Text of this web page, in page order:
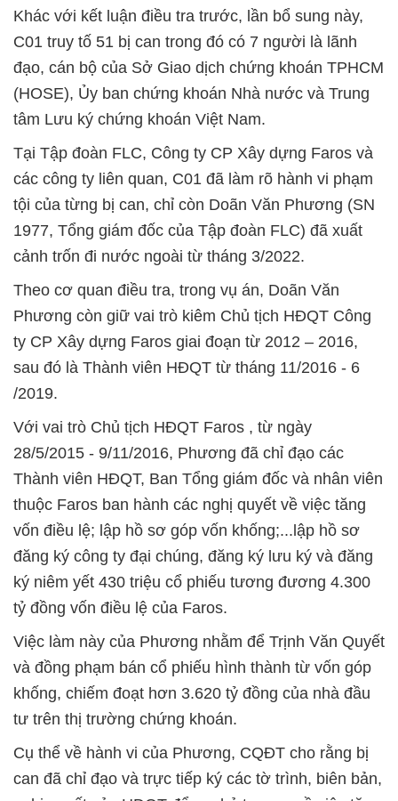
Khác với kết luận điều tra trước, lần bổ sung này,
C01 truy tố 51 bị can trong đó có 7 người là lãnh
đạo, cán bộ của Sở Giao dịch chứng khoán TPHCM
(HOSE), Ủy ban chứng khoán Nhà nước và Trung
tâm Lưu ký chứng khoán Việt Nam.
Tại Tập đoàn FLC, Công ty CP Xây dựng Faros và
các công ty liên quan, C01 đã làm rõ hành vi phạm
tội của từng bị can, chỉ còn Doãn Văn Phương (SN
1977, Tổng giám đốc của Tập đoàn FLC) đã xuất
cảnh trốn đi nước ngoài từ tháng 3/2022.
Theo cơ quan điều tra, trong vụ án, Doãn Văn
Phương còn giữ vai trò kiêm Chủ tịch HĐQT Công
ty CP Xây dựng Faros giai đoạn từ 2012 – 2016,
sau đó là Thành viên HĐQT từ tháng 11/2016 - 6
/2019.
Với vai trò Chủ tịch HĐQT Faros , từ ngày
28/5/2015 - 9/11/2016, Phương đã chỉ đạo các
Thành viên HĐQT, Ban Tổng giám đốc và nhân viên
thuộc Faros ban hành các nghị quyết về việc tăng
vốn điều lệ; lập hồ sơ góp vốn khống;...lập hồ sơ
đăng ký công ty đại chúng, đăng ký lưu ký và đăng
ký niêm yết 430 triệu cổ phiếu tương đương 4.300
tỷ đồng vốn điều lệ của Faros.
Việc làm này của Phương nhằm để Trịnh Văn Quyết
và đồng phạm bán cổ phiếu hình thành từ vốn góp
khống, chiếm đoạt hơn 3.620 tỷ đồng của nhà đầu
tư trên thị trường chứng khoán.
Cụ thể về hành vi của Phương, CQĐT cho rằng bị
can đã chỉ đạo và trực tiếp ký các tờ trình, biên bản,